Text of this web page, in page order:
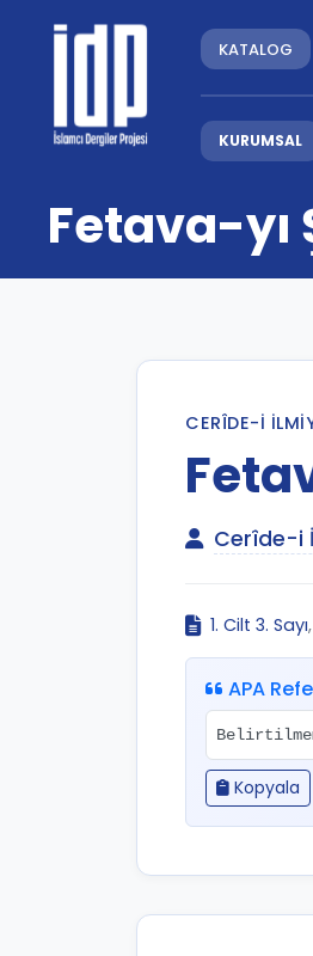
KATALOG
KURUMSAL
Fetava-yı
CERÎDE-I
Cerîde-i
1. Cilt 3. Sayı
APA
Kopyala